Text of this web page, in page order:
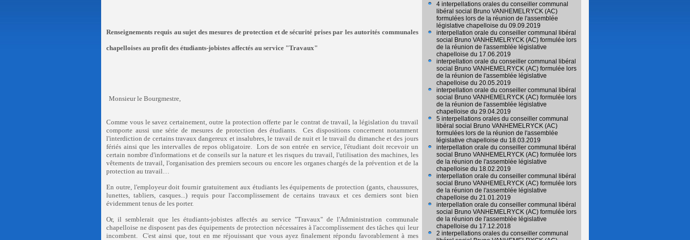
Renseignements requis au sujet des mesures de protection et de sécurité prises par les autorités communales
chapelloises au profit des étudiants-jobistes affectés au service "Travaux"
Monsieur le Bourgmestre,
Comme vous le savez certainement, outre la protection offerte par le contrat de travail, la législation du travail
comporte aussi une série de mesures de protection des étudiants. Ces dispositions concernent notamment
l'interdiction de certains travaux dangereux et insalubres, le travail de nuit et le travail du dimanche et des jours
fériés ainsi que les intervalles de repos obligatoire. Lors de son entrée en service, l'étudiant doit recevoir un
certain nombre d'informations et de conseils sur la nature et les risques du travail, l'utilisation des machines, les
vêtements de travail, l'organisation des premiers secours ou encore les organes chargés de la prévention et de la
protection au travail…
En outre, l'employeur doit fournir gratuitement aux étudiants les équipements de protection (gants, chaussures,
lunettes, tabliers, casques...) requis pour l'accomplissement de certains travaux et ces derniers sont bien
évidemment tenus de les porter.
Or, il semblerait que les étudiants-jobistes affectés au service "Travaux" de l'Administration communale
chapelloise ne disposent pas des équipements de protection nécessaires à l'accomplissement des tâches qui leur
incombent. C'est ainsi que, tout en me réjouissant que vous ayez finalement répondu favorablement à mes
4 interpellations orales du conseiller communal
libéral social Bruno VANHEMELRYCK (AC)
formulées lors de la réunion de l'assemblée
législative chapelloise du 09.09.2019
interpellation orale du conseiller communal libéral
social Bruno VANHEMELRYCK (AC) formulée lors
de la réunion de l'assemblée législative
chapelloise du 17.06.2019
interpellation orale du conseiller communal libéral
social Bruno VANHEMELRYCK (AC) formulée lors
de la réunion de l'assemblée législative
chapelloise du 20.05.2019
interpellation orale du conseiller communal libéral
social Bruno VANHEMELRYCK (AC) formulée lors
de la réunion de l'assemblée législative
chapelloise du 29.04.2019
5 interpellations orales du conseiller communal
libéral social Bruno VANHEMELRYCK (AC)
formulées lors de la réunion de l'assemblée
législative chapelloise du 18.03.2019
interpellation orale du conseiller communal libéral
social Bruno VANHEMELRYCK (AC) formulée lors
de la réunion de l'assemblée législative
chapelloise du 18.02.2019
interpellation orale du conseiller communal libéral
social Bruno VANHEMELRYCK (AC) formulée lors
de la réunion de l'assemblée législative
chapelloise du 21.01.2019
interpellation orale du conseiller communal libéral
social Bruno VANHEMELRYCK (AC) formulée lors
de la réunion de l'assemblée législative
chapelloise du 17.12.2018
2 interpellations orales du conseiller communal